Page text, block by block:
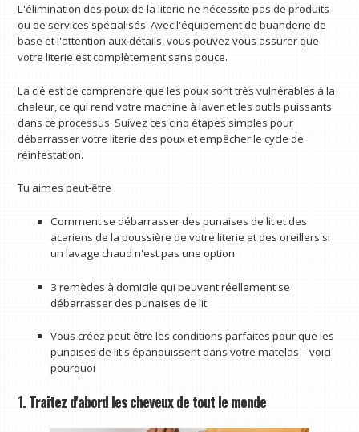
L'élimination des poux de la literie ne nécessite pas de produits
ou de services spécialisés. Avec l'équipement de buanderie de
base et l'attention aux détails, vous pouvez vous assurer que
votre literie est complètement sans pouce.
La clé est de comprendre que les poux sont très vulnérables à la
chaleur, ce qui rend votre machine à laver et les outils puissants
dans ce processus. Suivez ces cinq étapes simples pour
débarrasser votre literie des poux et empêcher le cycle de
réinfestation.
Tu aimes peut-être
Comment se débarrasser des punaises de lit et des
acariens de la poussière de votre literie et des oreillers si
un lavage chaud n'est pas une option
3 remèdes à domicile qui peuvent réellement se
débarrasser des punaises de lit
Vous créez peut-être les conditions parfaites pour que les
punaises de lit s'épanouissent dans votre matelas – voici
pourquoi
1. Traitez d'abord les cheveux de tout le monde